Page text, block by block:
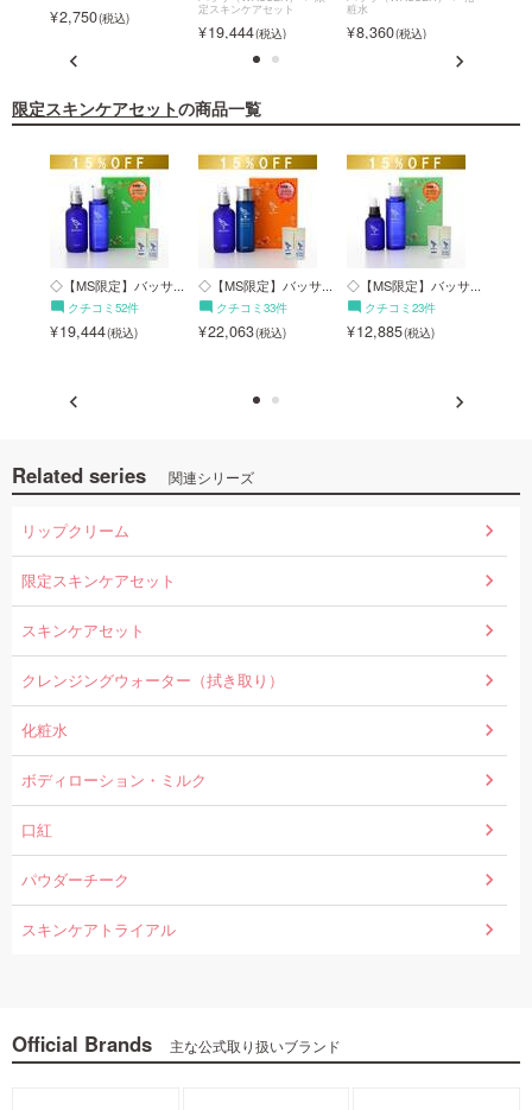
2,750 定スキンケアセット
19,444
粧水
8,360
限定スキンケアセットの商品一覧
◇【MS限定】バッサ...
クチコミ52件
19,444
◇【MS限定】バッサ...
クチコミ33件
22,063
◇【MS限定】バッサ...
クチコミ23件
12,885
Related series 関連シリーズ
リップクリーム
限定スキンケアセット
スキンケアセット
クレンジングウォーター（拭き取り）
化粧水
ボディローション・ミルク
口紅
パウダーチーク
スキンケアトライアル
Official Brands 主な公式取り扱いブランド